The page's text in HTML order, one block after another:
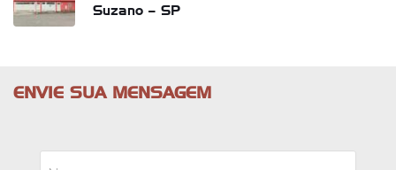
Suzano – SP
ENVIE SUA MENSAGEM